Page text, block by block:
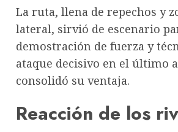
La ruta, llena de repechos y
lateral, sirvió de escenario
demostración de fuerza y
ataque decisivo en el último
consolidó su ventaja.
Reacción de los